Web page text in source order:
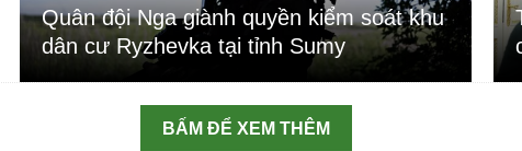
Quân đội Nga giành quyền kiểm soát khu
dân cư Ryzhevka tại tỉnh Sumy
BẤM ĐỂ XEM THÊM